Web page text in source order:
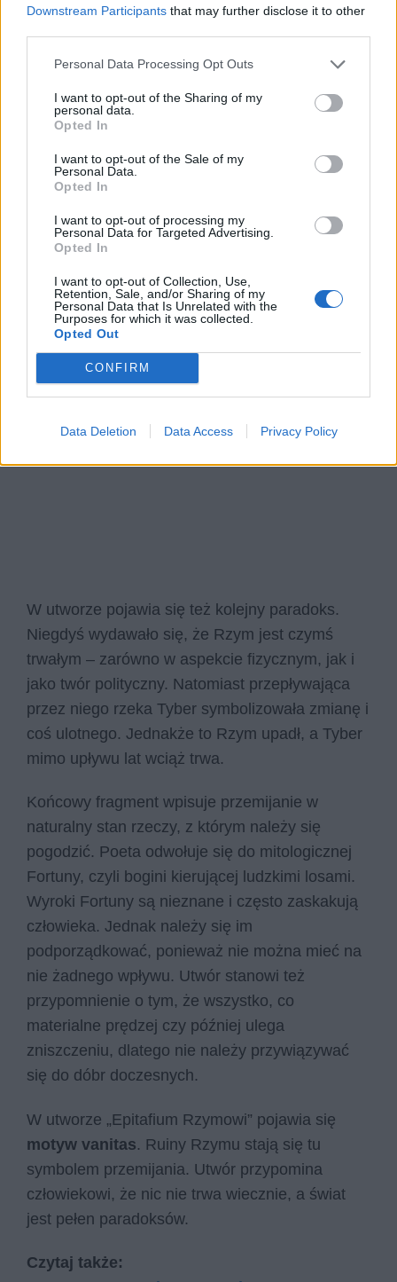
Downstream Participants that may further disclose it to other
Personal Data Processing Opt Outs
I want to opt-out of the Sharing of my
personal data.
Opted In
I want to opt-out of the Sale of my
Personal Data.
Opted In
I want to opt-out of processing my
Personal Data for Targeted Advertising.
Opted In
I want to opt-out of Collection, Use,
Retention, Sale, and/or Sharing of my
Personal Data that Is Unrelated with the
Purposes for which it was collected.
Opted Out
CONFIRM
Data Deletion Data Access Privacy Policy
budziło podziw i wiązało się z licznymi
sukcesami militarnymi, rozwojem kultury, cnót
obywatelskich oraz prawa. Z dawnej potęgi już
uwagę na paradoks, jaki towarzyszył upadkowi
Rzymu. Rzym był tak niezwyciężony, że pokonał
samego siebie.
W utworze pojawia się też kolejny paradoks.
Niegdyś wydawało się, że Rzym jest czymś
trwałym – zarówno w aspekcie fizycznym, jak i
jako twór polityczny. Natomiast przepływająca
przez niego rzeka Tyber symbolizowała zmianę i
coś ulotnego. Jednakże to Rzym upadł, a Tyber
mimo upływu lat wciąż trwa.
Końcowy fragment wpisuje przemijanie w
naturalny stan rzeczy, z którym należy się
pogodzić. Poeta odwołuje się do mitologicznej
Fortuny, czyli bogini kierującej ludzkimi losami.
Wyroki Fortuny są nieznane i często zaskakują
człowieka. Jednak należy się im
podporządkować, ponieważ nie można mieć na
nie żadnego wpływu. Utwór stanowi też
przypomnienie o tym, że wszystko, co
materialne prędzej czy później ulega
zniszczeniu, dlatego nie należy przywiązywać
się do dóbr doczesnych.
W utworze „Epitafium Rzymowi” pojawia się
motyw vanitas. Ruiny Rzymu stają się tu
symbolem przemijania. Utwór przypomina
człowiekowi, że nic nie trwa wiecznie, a świat
jest pełen paradoksów.
Czytaj także: